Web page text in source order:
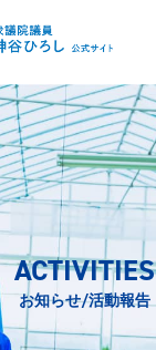
ACTIVITIES
お知らせ/活動報告